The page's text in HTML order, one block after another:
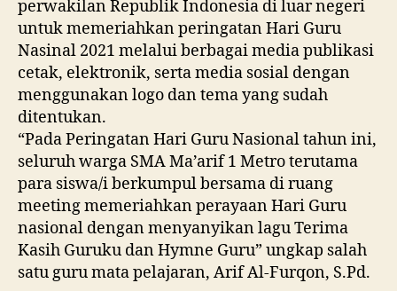
perwakilan Republik Indonesia di luar negeri
untuk memeriahkan peringatan Hari Guru
Nasinal 2021 melalui berbagai media publikasi
cetak, elektronik, serta media sosial dengan
menggunakan logo dan tema yang sudah
ditentukan.
“Pada Peringatan Hari Guru Nasional tahun ini,
seluruh warga SMA Ma’arif 1 Metro terutama
para siswa/i berkumpul bersama di ruang
meeting memeriahkan perayaan Hari Guru
nasional dengan menyanyikan lagu Terima
Kasih Guruku dan Hymne Guru” ungkap salah
satu guru mata pelajaran, Arif Al-Furqon, S.Pd.